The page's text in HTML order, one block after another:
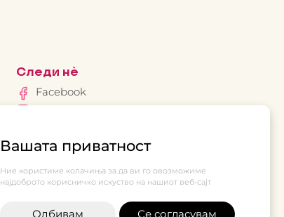
Вашата приватност
Ние користиме колачиња за да ви го овозможиме
најдоброто корисничко искуство на нашиот веб-сајт
Одбивам Се согласувам
Следи нè
Facebook
Instagram